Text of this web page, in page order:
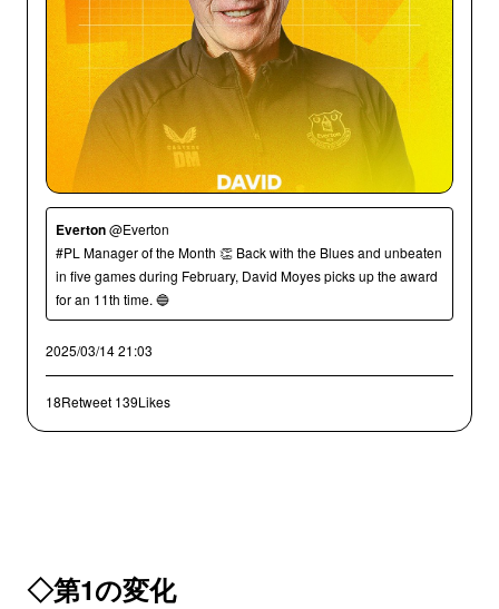
Everton@Everton
#PL Manager of the Month 👏 Back with the Blues and unbeaten
in five games during February, David Moyes picks up the award
for an 11th time. 🔵
2025/03/14 21:03
18Retweet 139Likes
◇第1の変化